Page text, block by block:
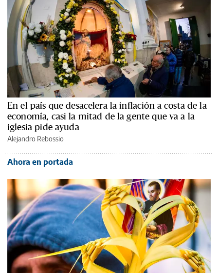
En el país que desacelera la inflación a costa de la
economía, casi la mitad de la gente que va a la
iglesia pide ayuda
Alejandro Rebossio
Ahora en portada